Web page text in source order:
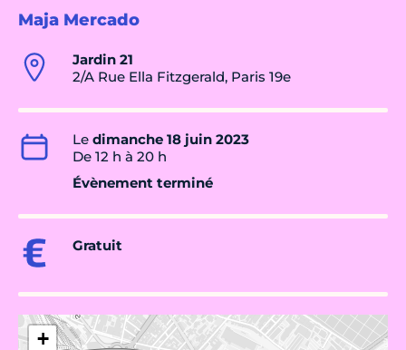
Maja Mercado
Jardin 21
2/A Rue Ella Fitzgerald, Paris 19e
Le dimanche 18 juin 2023
De 12 h à 20 h
Évènement terminé
Gratuit
+